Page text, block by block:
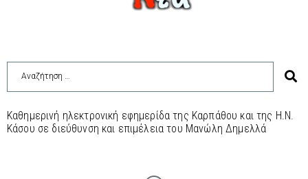
Καθημερινή ηλεκτρονική εφημερίδα της Καρπάθου και της Η.Ν.
Κάσου σε διεύθυνση και επιμέλεια του Μανώλη Δημελλά